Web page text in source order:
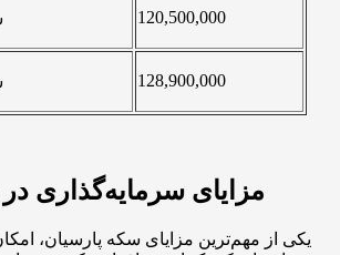
120,500,000
128,900,000
مزایای سرمایه‌گذاری
یکی از مهم‌ترین مزایای سکه پارسیان،